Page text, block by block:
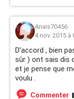
Anais70456
4 nov. 2015 à
D'accord , bien
sûr ) ont sais dis
et je pense que
voulu .
Commenter